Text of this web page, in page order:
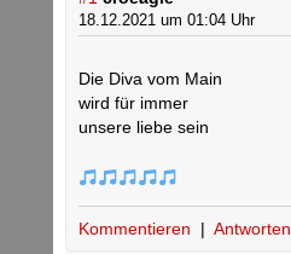
18.12.2021 um 01:04 Uhr
Die Diva vom Main
wird für immer
unsere liebe sein
Kommentieren | Antworten